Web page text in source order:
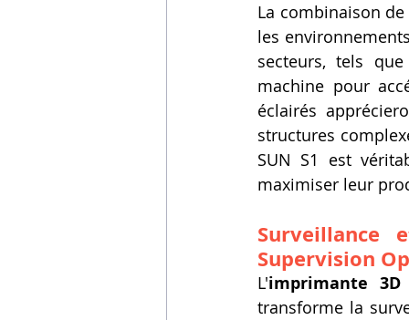
La combinaison
les
secteurs, tels
machine pour
éclairés
structures
SUN S1 est
maximiser leur
Surveillance
Supervision
L'imprimante 3D
transforme la